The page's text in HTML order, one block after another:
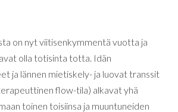
on nytviitisenkymmentä vuotta ja
olla totisinta totta. Idän
ja lännen mietiskely- ja luovat transsit
flow-tila) alkavatyhä
toinen toisiinsa ja muuntuneiden